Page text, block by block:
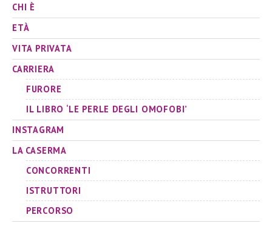
CHI È
ETÀ
VITA PRIVATA
CARRIERA
FURORE
IL LIBRO ‘LE PERLE DEGLI OMOFOBI’
INSTAGRAM
LA CASERMA
CONCORRENTI
ISTRUTTORI
PERCORSO